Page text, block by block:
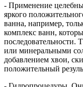
- Применение
яркого
ванна, например,
комплекс ванн,
последовательности.
или минеральными
добавлением хвои,
положительный